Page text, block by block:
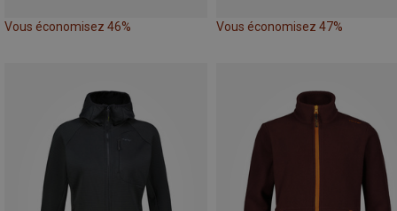
Vous économisez 46% Vous économisez 47%